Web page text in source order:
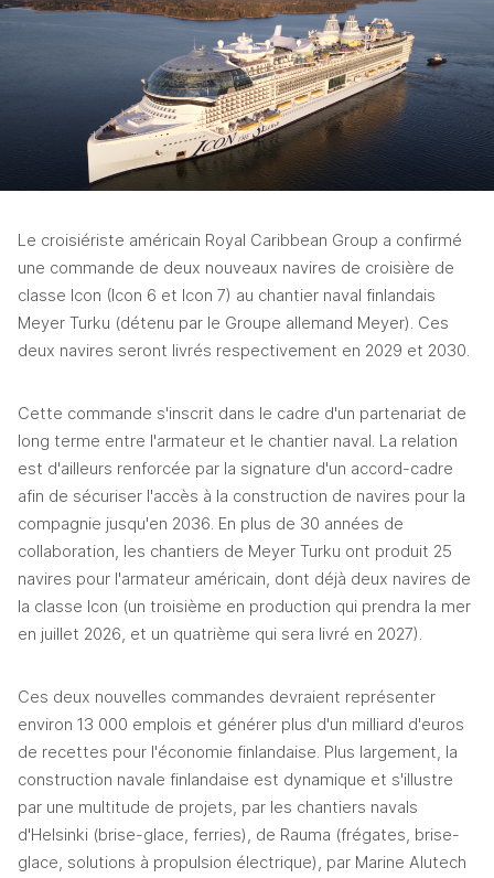
Le croisiériste américain Royal Caribbean Group a confirmé
une commande de deux nouveaux navires de croisière de
classe Icon (Icon 6 et Icon 7) au chantier naval finlandais
Meyer Turku (détenu par le Groupe allemand Meyer). Ces
deux navires seront livrés respectivement en 2029 et 2030.
Cette commande s'inscrit dans le cadre d'un partenariat de
long terme entre l'armateur et le chantier naval. La relation
est d'ailleurs renforcée par la signature d'un accord-cadre
afin de sécuriser l'accès à la construction de navires pour la
compagnie jusqu'en 2036. En plus de 30 années de
collaboration, les chantiers de Meyer Turku ont produit 25
navires pour l'armateur américain, dont déjà deux navires de
la classe Icon (un troisième en production qui prendra la mer
en juillet 2026, et un quatrième qui sera livré en 2027).
Ces deux nouvelles commandes devraient représenter
environ 13 000 emplois et générer plus d'un milliard d'euros
de recettes pour l'économie finlandaise. Plus largement, la
construction navale finlandaise est dynamique et s'illustre
par une multitude de projets, par les chantiers navals
d'Helsinki (brise-glace, ferries), de Rauma (frégates, brise-
glace, solutions à propulsion électrique), par Marine Alutech